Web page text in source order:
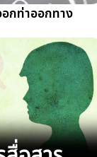
กท่าออกทาง